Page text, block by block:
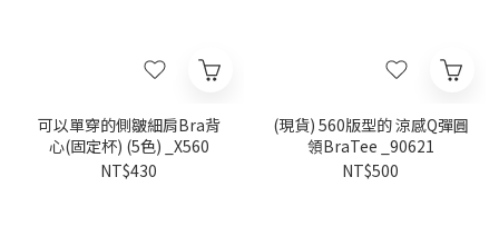
可以單穿的側皺細肩Bra背
心(固定杯) (5色) _X560
NT$430
(現貨) 560版型的 涼感Q彈圓
領BraTee _90621
NT$500